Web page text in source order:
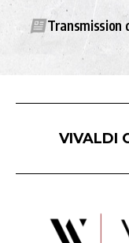
Transmission
VIVALDI